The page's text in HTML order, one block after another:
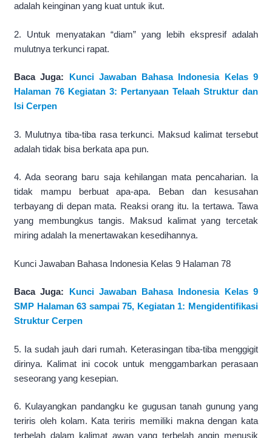
adalah keinginan yang kuat untuk ikut.
2. Untuk menyatakan “diam” yang lebih ekspresif adalah
mulutnya terkunci rapat.
Baca Juga: Kunci Jawaban Bahasa Indonesia Kelas 9
Halaman 76 Kegiatan 3: Pertanyaan Telaah Struktur dan
Isi Cerpen
3. Mulutnya tiba-tiba rasa terkunci. Maksud kalimat tersebut
adalah tidak bisa berkata apa pun.
4. Ada seorang baru saja kehilangan mata pencaharian. Ia
tidak mampu berbuat apa-apa. Beban dan kesusahan
terbayang di depan mata. Reaksi orang itu. Ia tertawa. Tawa
yang membungkus tangis. Maksud kalimat yang tercetak
miring adalah Ia menertawakan kesedihannya.
Kunci Jawaban Bahasa Indonesia Kelas 9 Halaman 78
Baca Juga: Kunci Jawaban Bahasa Indonesia Kelas 9
SMP Halaman 63 sampai 75, Kegiatan 1: Mengidentifikasi
Struktur Cerpen
5. Ia sudah jauh dari rumah. Keterasingan tiba-tiba menggigit
dirinya. Kalimat ini cocok untuk menggambarkan perasaan
seseorang yang kesepian.
6. Kulayangkan pandangku ke gugusan tanah gunung yang
teriris oleh kolam. Kata teriris memiliki makna dengan kata
terbelah dalam kalimat awan yang terbelah angin menusik